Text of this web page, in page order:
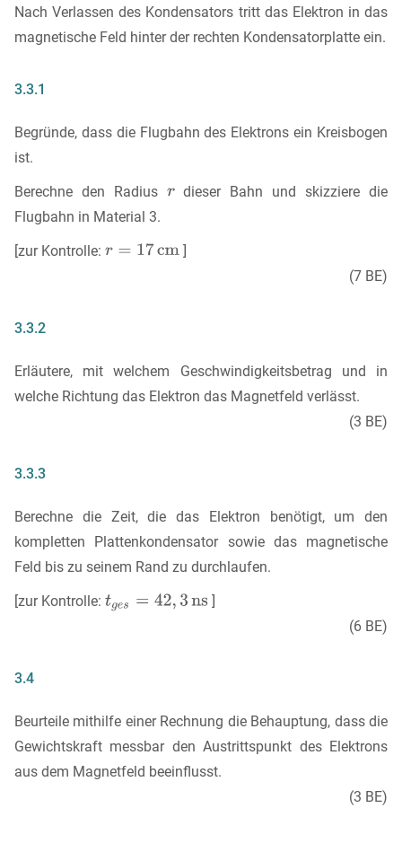
Nach Verlassen des Kondensators tritt das Elektron in das
magnetische Feld hinter der rechten Kondensatorplatte ein.
3.3.1
Begründe, dass die Flugbahn des Elektrons ein Kreisbogen
ist.
Berechne den Radius
dieser Bahn und skizziere die
Flugbahn in Material 3.
[zur Kontrolle:
]
(7 BE)
3.3.2
Erläutere, mit welchem Geschwindigkeitsbetrag und in
welche Richtung das Elektron das Magnetfeld verlässt.
(3 BE)
3.3.3
Berechne die Zeit, die das Elektron benötigt, um den
kompletten Plattenkondensator sowie das magnetische
Feld bis zu seinem Rand zu durchlaufen.
[zur Kontrolle:
]
(6 BE)
3.4
Beurteile mithilfe einer Rechnung die Behauptung, dass die
Gewichtskraft messbar den Austrittspunkt des Elektrons
aus dem Magnetfeld beeinflusst.
(3 BE)